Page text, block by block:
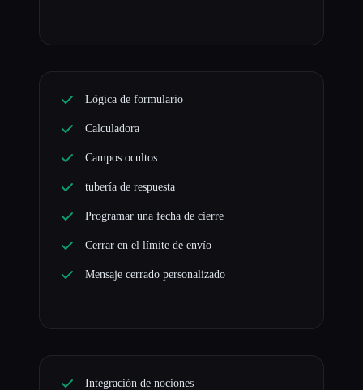
Lógica de formulario
Calculadora
Campos ocultos
tubería de respuesta
Programar una fecha de cierre
Cerrar en el límite de envío
Mensaje cerrado personalizado
Integración de nociones